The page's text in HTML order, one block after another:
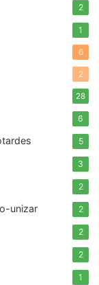
2
1
6
2
28
6
5
3
2
unizar 2
2
2
1